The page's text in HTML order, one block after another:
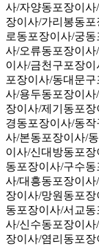
사/자양동포장이
장이사/가리봉동
로동포장이사/궁
사/오류동포장이
이사/금천구포장
포장이사/동대문
사/용두동포장이
장이사/제기동포
경동포장이사/동
사/본동포장이사/
이사/신대방동포
동포장이사/구수
사/대흥동포장이
장이사/망원동포
동포장이사/서교
사/신수동포장이
장이사/염리동포